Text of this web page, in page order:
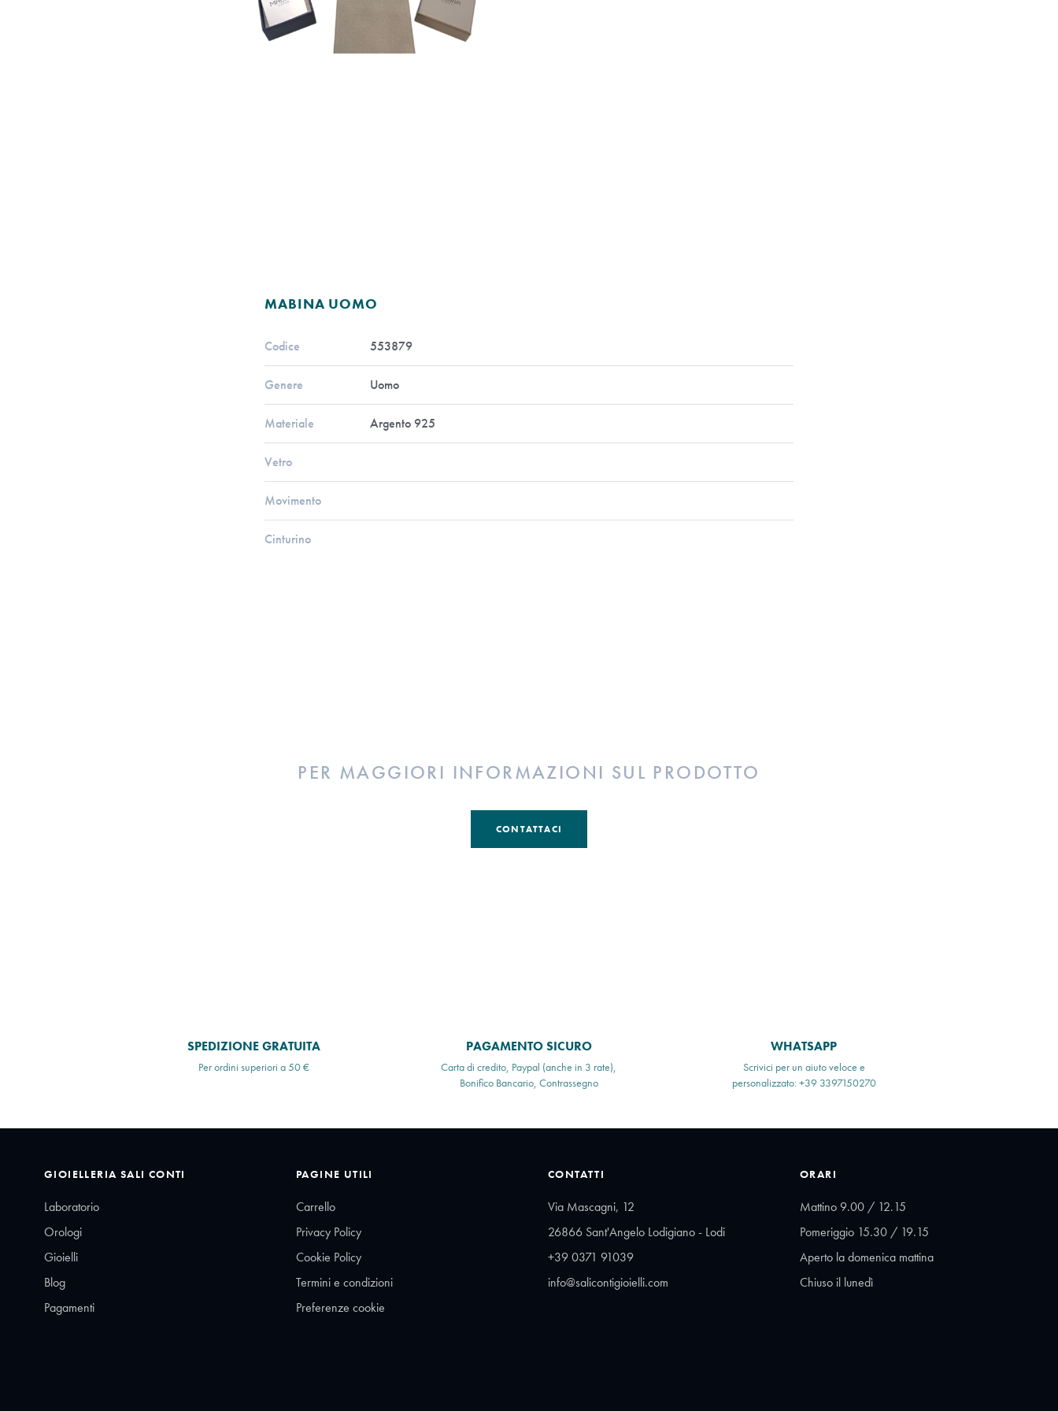
MABINA UOMO
Codice 553879
Genere Uomo
Materiale Argento 925
Vetro
Movimento
Cinturino
PER MAGGIORI INFORMAZIONI SUL PRODOTTO
CONTATTACI
SPEDIZIONE GRATUITA
Per ordini superiori a 50 €
PAGAMENTO SICURO
Carta di credito, Paypal (anche in 3 rate),
Bonifico Bancario, Contrassegno
WHATSAPP
Scrivici per un aiuto veloce e
personalizzato: +39 3397150270
GIOIELLERIA SALI CONTI
Laboratorio
Orologi
Gioielli
Blog
Pagamenti
PAGINE UTILI
Carrello
Privacy Policy
Cookie Policy
Termini e condizioni
Preferenze cookie
CONTATTI
Via Mascagni, 12
26866 Sant'Angelo Lodigiano - Lodi
+39 0371 91039
info@salicontigioielli.com
ORARI
Mattino 9.00 / 12.15
Pomeriggio 15.30 / 19.15
Aperto la domenica mattina
Chiuso il lunedì